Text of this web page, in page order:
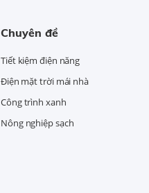
Chuyên đề
Tiết kiệm điện năng
Điện mặt trời mái nhà
Công trình xanh
Nông nghiệp sạch